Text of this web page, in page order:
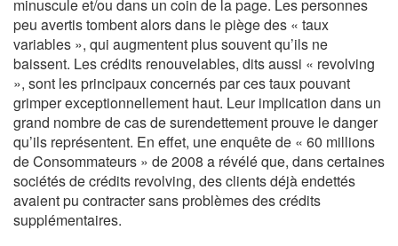
minuscule et/ou dans un coin de la page. Les personnes
peu avertis tombent alors dans le piège des « taux
variables », qui augmentent plus souvent qu’ils ne
baissent. Les crédits renouvelables, dits aussi « revolving
», sont les principaux concernés par ces taux pouvant
grimper exceptionnellement haut. Leur implication dans un
grand nombre de cas de surendettement prouve le danger
qu’ils représentent. En effet, une enquête de « 60 millions
de Consommateurs » de 2008 a révélé que, dans certaines
sociétés de crédits revolving, des clients déjà endettés
avaient pu contracter sans problèmes des crédits
supplémentaires.